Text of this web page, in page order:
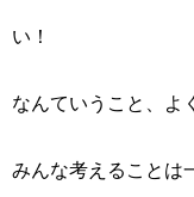
い！
なんていうこと、よ
みんな考えることは